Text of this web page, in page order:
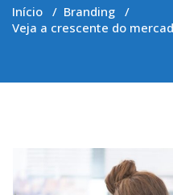
Início / Branding /
Veja a crescente do